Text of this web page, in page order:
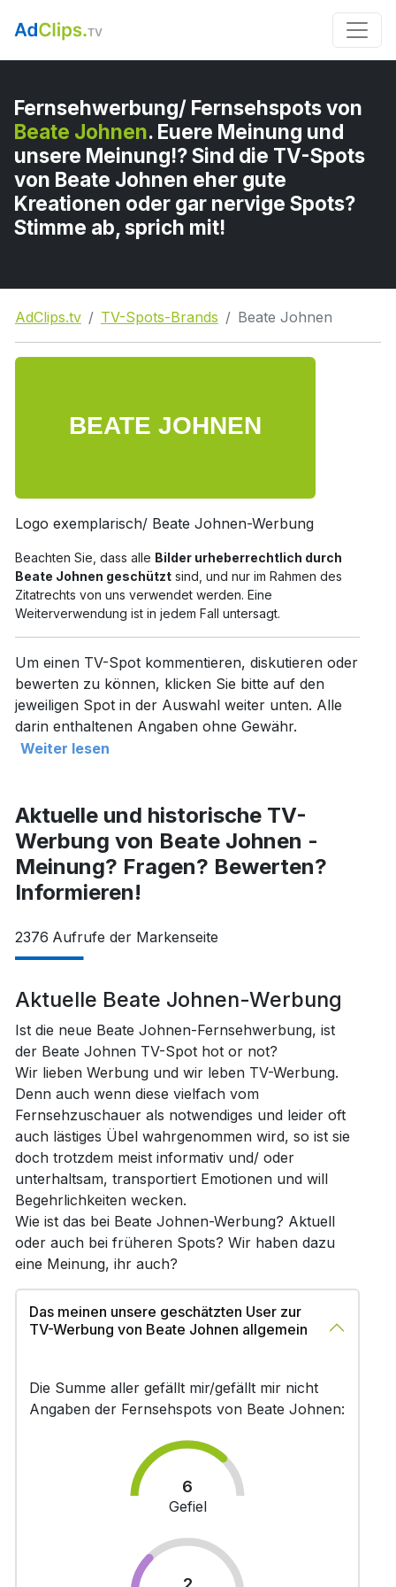
Fernsehwerbung/ Fernsehspots von
Beate Johnen. Euere Meinung und
unsere Meinung!? Sind die TV-Spots
von Beate Johnen eher gute
Kreationen oder gar nervige Spots?
Stimme ab, sprich mit!
AdClips.tv TV-Spots-Brands Beate Johnen
Logo exemplarisch/ Beate Johnen-Werbung
Beachten Sie, dass alle Bilder urheberrechtlich durch
Beate Johnen geschütztsind, und nur im Rahmen des
Zitatrechts von uns verwendet werden. Eine
Weiterverwendung ist in jedem Fall untersagt.
Um einen TV-Spot kommentieren, diskutieren oder
bewerten zu können, klicken Sie bitte auf den
jeweiligen Spot in der Auswahl weiter unten. Alle
darin enthaltenen Angaben ohne Gewähr.
Weiter lesen
Aktuelle und historische TV-
Werbung von Beate Johnen -
Meinung? Fragen? Bewerten?
Informieren!
2376 Aufrufe der Markenseite
Aktuelle Beate Johnen-Werbung
Ist die neue Beate Johnen-Fernsehwerbung, ist
der Beate Johnen TV-Spot hot or not?
Wir lieben Werbung und wir leben TV-Werbung.
Denn auch wenn diese vielfach vom
Fernsehzuschauer als notwendiges und leider oft
auch lästiges Übel wahrgenommen wird, so ist sie
doch trotzdem meist informativ und/ oder
unterhaltsam, transportiert Emotionen und will
Begehrlichkeiten wecken.
Wie ist das bei Beate Johnen-Werbung? Aktuell
oder auch bei früheren Spots? Wir haben dazu
eine Meinung, ihr auch?
Das meinen unsere geschätzten User zur
TV-Werbung von Beate Johnen allgemein
Die Summe aller gefällt mir/gefällt mir nicht
Angaben der Fernsehspots von Beate Johnen:
6
Gefiel